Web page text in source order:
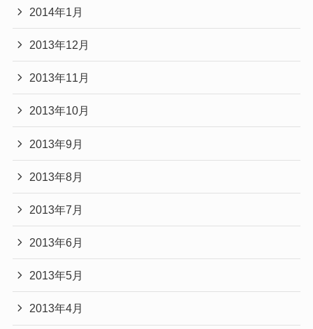
2014年1月
2013年12月
2013年11月
2013年10月
2013年9月
2013年8月
2013年7月
2013年6月
2013年5月
2013年4月